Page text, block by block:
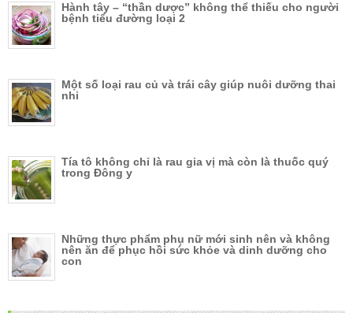
Hành tây – “thần dược” không thể thiếu cho người
bệnh tiểu đường loại 2
Một số loại rau củ và trái cây giúp nuôi dưỡng thai
nhi
Tía tô không chỉ là rau gia vị mà còn là thuốc quý
trong Đông y
Những thực phẩm phụ nữ mới sinh nên và không
nên ăn để phục hồi sức khỏe và dinh dưỡng cho
con